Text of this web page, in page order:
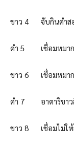
ขาว 4 จับกินดำสอ
ดำ 5 เชื่อมหมาก
ขาว 6 เชื่อมหมาก
ดำ 7 อาตาริขาวสี่
ขาว 8 เชื่อมไม่ให้